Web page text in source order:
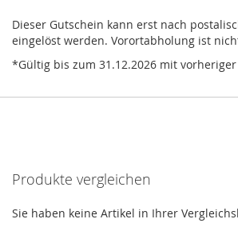
Dieser Gutschein kann erst nach
eingelöst werden. Vorortabholung ist
*Gültig bis zum 31.12.2026 mit
Produkte vergleichen
Sie haben keine Artikel in Ihrer